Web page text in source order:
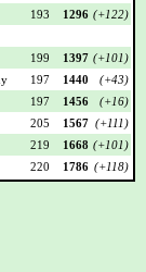
193 1296 (+122)
199 1397 (+101)
197 1440
(+43)
197 1456
(+16)
205 1567 (+111)
219 1668 (+101)
220 1786 (+118)